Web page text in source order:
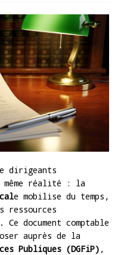
dirigeants
même réalité : la
e mobilise du temps,
ressources
document comptable
auprès de la
Publiques (DGFiP) ,